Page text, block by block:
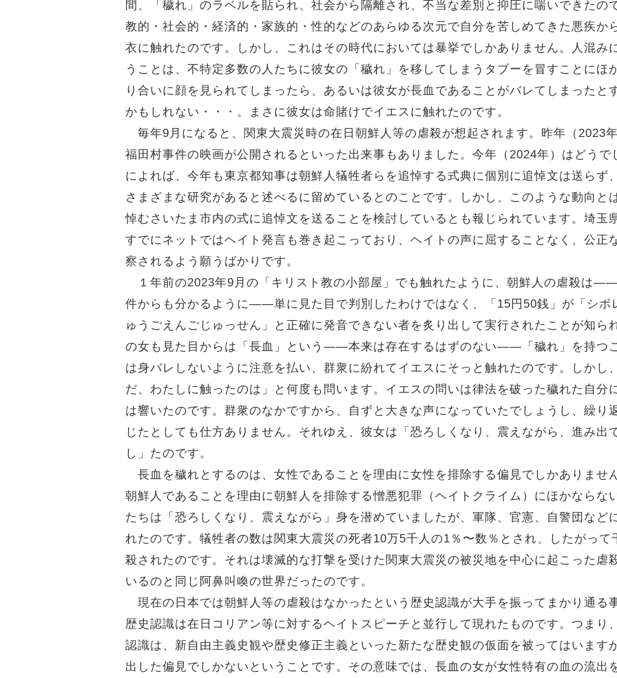
間、「穢れ」のラベルを貼られ、社会から隔離され、不当な差別と抑圧に喘いできたの
教的・社会的・経済的・家族的・性的などのあらゆる次元で自分を苦しめてきた悪疾か
衣に触れたのです。しかし、これはその時代においては暴挙でしかありません。人混み
うことは、不特定多数の人たちに彼女の「穢れ」を移してしまうタブーを冒すことにほ
り合いに顔を見られてしまったら、あるいは彼女が長血であることがバレてしまったと
かもしれない・・・。まさに彼女は命賭けでイエスに触れたのです。
毎年9月になると、関東大震災時の在日朝鮮人等の虐殺が想起されます。昨年（2023
福田村事件の映画が公開されるといった出来事もありました。今年（2024年）はどう
によれば、今年も東京都知事は朝鮮人犠牲者らを追悼する式典に個別に追悼文は送らず
さまざまな研究があると述べるに留めているとのことです。しかし、このような動向と
悼むさいたま市内の式に追悼文を送ることを検討しているとも報じられています。埼玉
すでにネットではヘイト発言も巻き起こっており、ヘイトの声に屈することなく、公正
察されるよう願うばかりです。
１年前の2023年9月の「キリスト教の小部屋」でも触れたように、朝鮮人の虐殺は
件からも分かるように――単に見た目で判別したわけではなく、「15円50銭」が「シボ
ゅうごえんごじゅっせん」と正確に発音できない者を炙り出して実行されたことが知ら
の女も見た目からは「長血」という――本来は存在するはずのない――「穢れ」を持つ
は身バレしないように注意を払い、群衆に紛れてイエスにそっと触れたのです。しかし
だ、わたしに触ったのは」と何度も問います。イエスの問いは律法を破った穢れた自分
は響いたのです。群衆のなかですから、自ずと大きな声になっていたでしょうし、繰り
じたとしても仕方ありません。それゆえ、彼女は「恐ろしくなり、震えながら、進み出
し」たのです。
長血を穢れとするのは、女性であることを理由に女性を排除する偏見でしかありませ
朝鮮人であることを理由に朝鮮人を排除する憎悪犯罪（ヘイトクライム）にほかならな
たちは「恐ろしくなり、震えながら」身を潜めていましたが、軍隊、官憲、自警団など
れたのです。犠牲者の数は関東大震災の死者10万5千人の1％〜数％とされ、したがっ
殺されたのです。それは壊滅的な打撃を受けた関東大震災の被災地を中心に起こった虐
いるのと同じ阿鼻叫喚の世界だったのです。
現在の日本では朝鮮人等の虐殺はなかったという歴史認識が大手を振ってまかり通る
歴史認識は在日コリアン等に対するヘイトスピーチと並行して現れたものです。つまり
認識は、新自由主義史観や歴史修正主義といった新たな歴史観の仮面を被ってはいます
出した偏見でしかないということです。その意味では、長血の女が女性特有の血の流出